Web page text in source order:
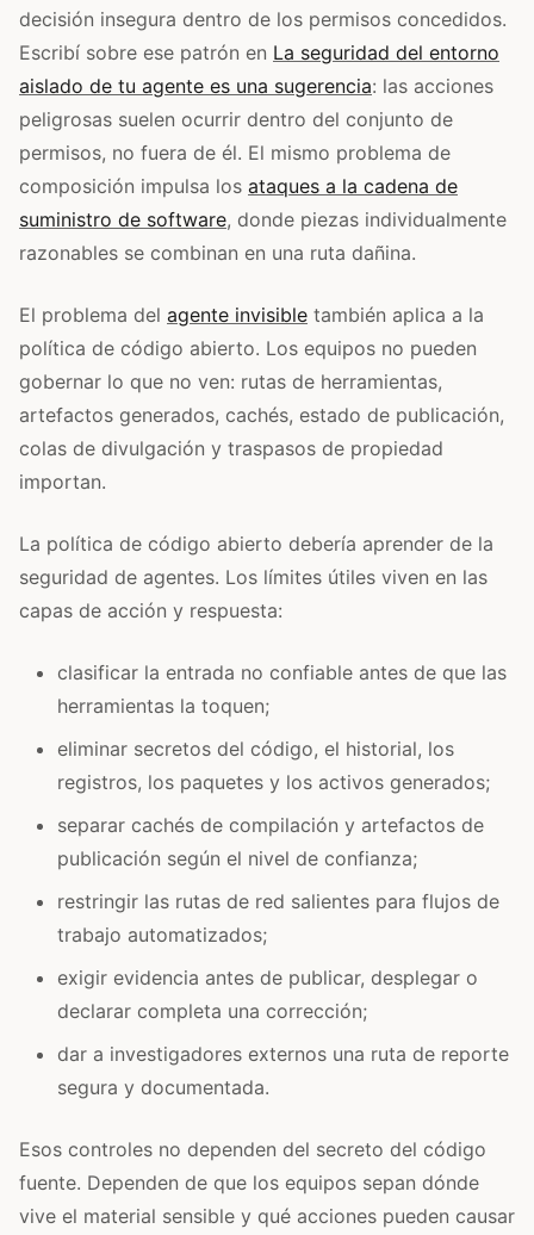
decisión insegura dentro de los permisos concedidos.
Escribí sobre ese patrón en La seguridad del entorno
aislado de tu agente es una sugerencia: las acciones
peligrosas suelen ocurrir dentro del conjunto de
permisos, no fuera de él. El mismo problema de
composición impulsa los ataques a la cadena de
suministro de software, donde piezas individualmente
razonables se combinan en una ruta dañina.
El problema del agente invisible también aplica a la
política de código abierto. Los equipos no pueden
gobernar lo que no ven: rutas de herramientas,
artefactos generados, cachés, estado de publicación,
colas de divulgación y traspasos de propiedad
importan.
La política de código abierto debería aprender de la
seguridad de agentes. Los límites útiles viven en las
capas de acción y respuesta:
clasificar la entrada no confiable antes de que las
herramientas la toquen;
eliminar secretos del código, el historial, los
registros, los paquetes y los activos generados;
separar cachés de compilación y artefactos de
publicación según el nivel de confianza;
restringir las rutas de red salientes para flujos de
trabajo automatizados;
exigir evidencia antes de publicar, desplegar o
declarar completa una corrección;
dar a investigadores externos una ruta de reporte
segura y documentada.
Esos controles no dependen del secreto del código
fuente. Dependen de que los equipos sepan dónde
vive el material sensible y qué acciones pueden causar